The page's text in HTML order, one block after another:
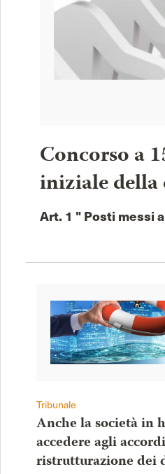
Concorso a
iniziale
Art. 1 " Posti messi
Tribunale
Anche la società in
accedere agli
ristrutturazione dei